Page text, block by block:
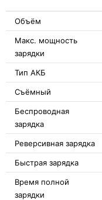
Объём
Макс. мощность
зарядки
Тип АКБ
Съёмный
Беспроводная
зарядка
Реверсивная зарядка
Быстрая зарядка
Время полной
зарядки